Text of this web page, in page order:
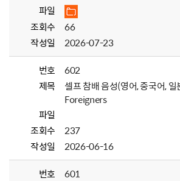
파일
조회수
66
작성일
2026-07-23
번호
602
제목
셀프 참배 음성(영어, 중국어,
Foreigners
파일
조회수
237
작성일
2026-06-16
번호
601